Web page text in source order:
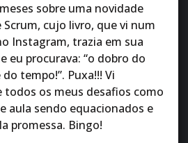
sobre uma novidade
cujo livro, que vi num
Instagram, trazia em sua
eu procurava: “o dobro do
tempo!”. Puxa!!! Vi
os meus desafios como
aula sendo equacionados e
promessa. Bingo!